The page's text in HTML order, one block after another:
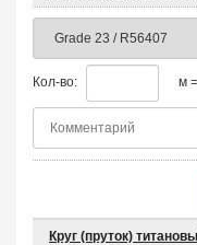
Кол-во: м =
Круг (пруток)